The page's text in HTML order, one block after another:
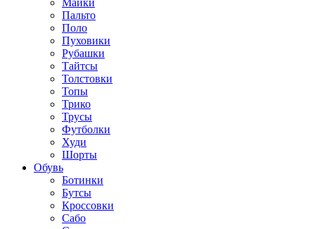
Майки
Пальто
Поло
Пуховики
Рубашки
Тайтсы
Толстовки
Топы
Трико
Трусы
Футболки
Худи
Шорты
Обувь
Ботинки
Бутсы
Кроссовки
Сабо